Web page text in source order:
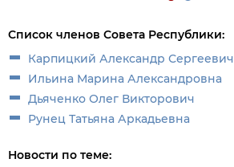
Список членов Совета Республики:
Карпицкий Александр Сергеевич
Ильина Марина Александровна
Дьяченко Олег Викторович
Рунец Татьяна Аркадьевна
Новости по теме: